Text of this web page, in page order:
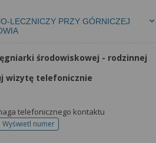
LECZNICZY PRZY GÓRNICZEJ
środowiskowej - rodzinnej
wizytę telefonicznie
telefonicznego kontaktu
Wyświetl numertelefonu do rejestracji